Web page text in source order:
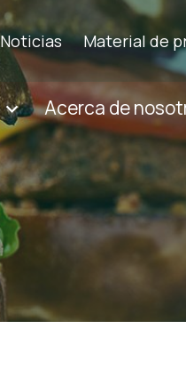
Noticias Material de
Acerca de